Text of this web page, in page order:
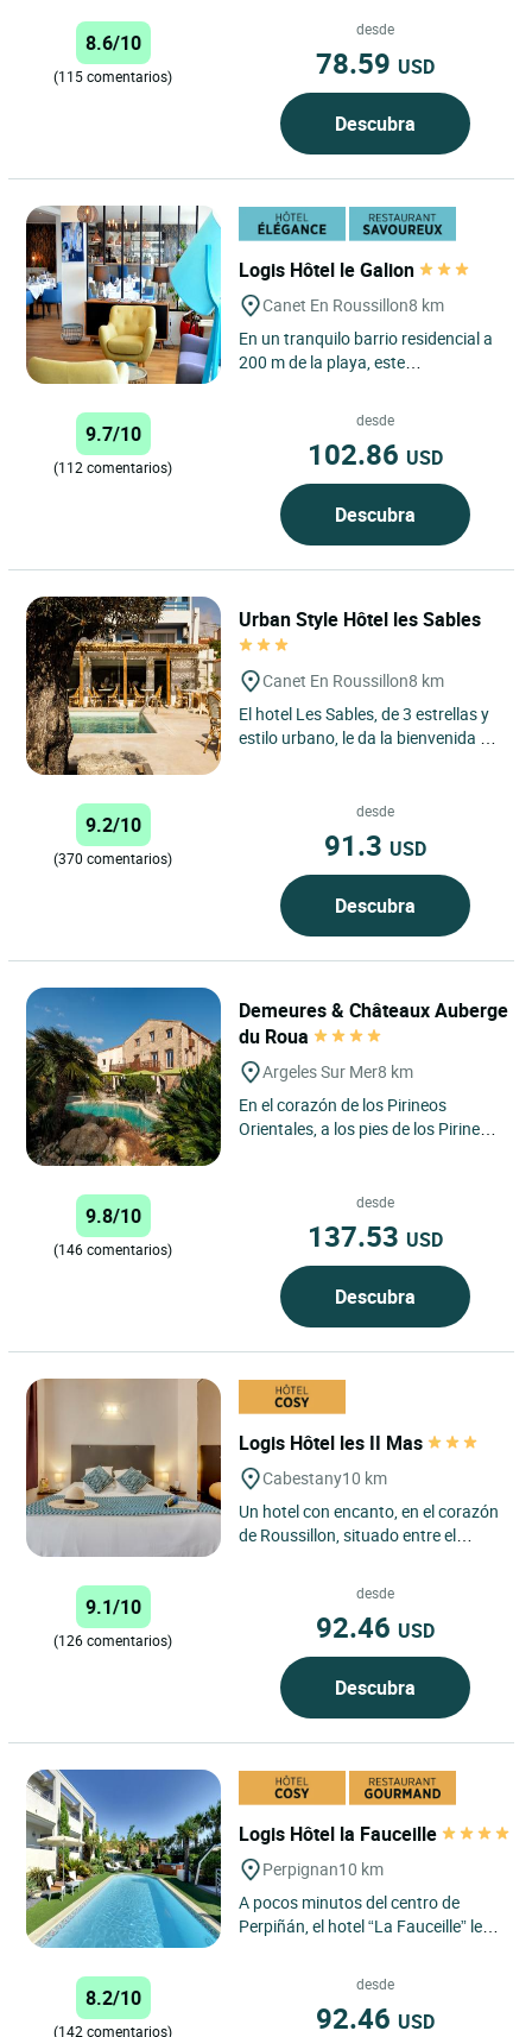
las playas de Argelès con sus...
8.6/10
(115 comentarios)
desde
78.59 USD
Descubra
Logis Hôtel le Galion
Canet En Roussillon8 km
En un tranquilo barrio residencial a
200 m de la playa, este
climatizada, cuenta con 24
9.7/10
(112 comentarios)
desde
102.86 USD
Descubra
Urban Style Hôtel les Sables
Canet En Roussillon8 km
El hotel Les Sables, de 3 estrellas y
estilo urbano, le da la bienvenida a
9.2/10
(370 comentarios)
desde
91.3 USD
Descubra
Demeures & Châteaux Auberge
du Roua
Argeles Sur Mer8 km
En el corazón de los Pirineos
Orientales, a los pies de los Pirineos
9.8/10
(146 comentarios)
desde
137.53 USD
Descubra
Logis Hôtel les II Mas
Cabestany10 km
Un hotel con encanto, en el corazón
de Roussillon, situado entre el
Perpiñán y las playas...
9.1/10
(126 comentarios)
desde
92.46 USD
Descubra
Logis Hôtel la Fauceille
Perpignan10 km
A pocos minutos del centro de
Perpiñán, el hotel “La Fauceille” le
sutil mezcla de...
8.2/10
(142 comentarios)
desde
92.46 USD